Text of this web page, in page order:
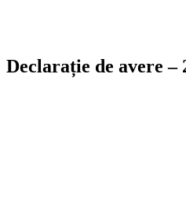
Declarație de avere –